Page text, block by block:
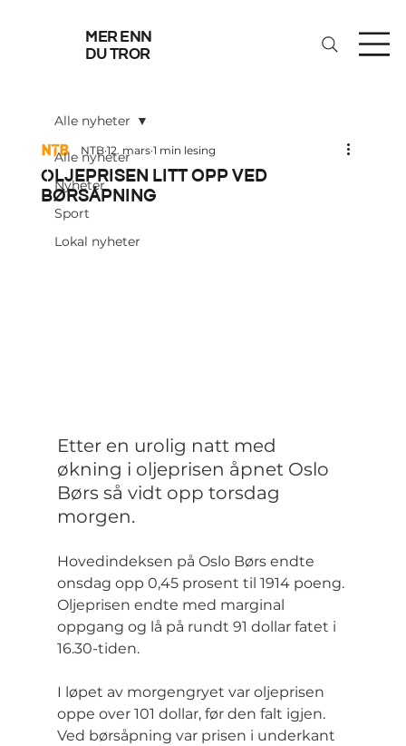
mer enn
du tror
Alle nyheter
Nyheter
Sport
Lokal nyheter
Alle nyheter
Oljeprisen litt opp ved
børsåpning
NTB 12. mars 1 min lesing
Etter en urolig natt med
økning i oljeprisen åpnet Oslo
Børs så vidt opp torsdag
morgen.
Hovedindeksen på Oslo Børs endte
onsdag opp 0,45 prosent til 1914 poeng.
Oljeprisen endte med marginal
oppgang og lå på rundt 91 dollar fatet i
16.30-tiden.
I løpet av morgengryet var oljeprisen
oppe over 101 dollar, før den falt igjen.
Ved børsåpning var prisen i underkant